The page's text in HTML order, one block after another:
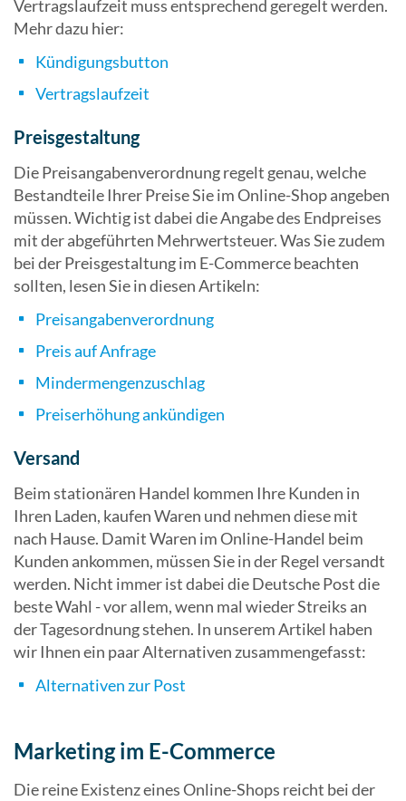
Vertragslaufzeit muss entsprechend geregelt werden.
Mehr dazu hier:
Kündigungsbutton
Vertragslaufzeit
Preisgestaltung
Die Preisangabenverordnung regelt genau, welche
Bestandteile Ihrer Preise Sie im Online-Shop angeben
müssen. Wichtig ist dabei die Angabe des Endpreises
mit der abgeführten Mehrwertsteuer. Was Sie zudem
bei der Preisgestaltung im E-Commerce beachten
sollten, lesen Sie in diesen Artikeln:
Preisangabenverordnung
Preis auf Anfrage
Mindermengenzuschlag
Preiserhöhung ankündigen
Versand
Beim stationären Handel kommen Ihre Kunden in
Ihren Laden, kaufen Waren und nehmen diese mit
nach Hause. Damit Waren im Online-Handel beim
Kunden ankommen, müssen Sie in der Regel versandt
werden. Nicht immer ist dabei die Deutsche Post die
beste Wahl - vor allem, wenn mal wieder Streiks an
der Tagesordnung stehen. In unserem Artikel haben
wir Ihnen ein paar Alternativen zusammengefasst:
Alternativen zur Post
Marketing im E-Commerce
Die reine Existenz eines Online-Shops reicht bei der